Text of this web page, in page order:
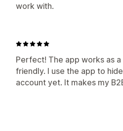
work with.
Perfect! The app works as
friendly. I use the app to
account yet. It makes my